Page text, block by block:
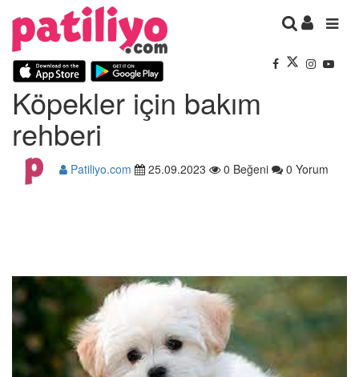
Köpekler için bakım
rehberi
Patiliyo.com 25.09.2023 0 Beğeni 0 Yorum